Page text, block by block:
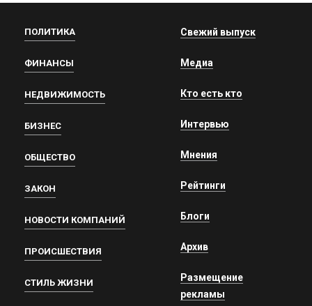
ПОЛИТИКА
ФИНАНСЫ
НЕДВИЖИМОСТЬ
БИЗНЕС
ОБЩЕСТВО
ЗАКОН
НОВОСТИ КОМПАНИЙ
ПРОИСШЕСТВИЯ
СТИЛЬ ЖИЗНИ
Свежий выпуск
Медиа
Кто есть кто
Интервью
Мнения
Рейтинги
Блоги
Архив
Размещение
рекламы